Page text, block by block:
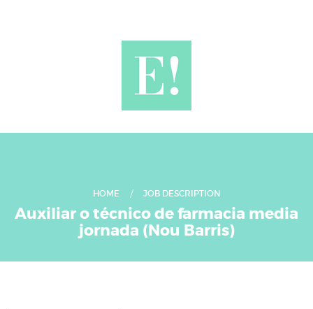
HOME JOB DESCRIPTION
Auxiliar o técnico de farmacia media
jornada (Nou Barris)